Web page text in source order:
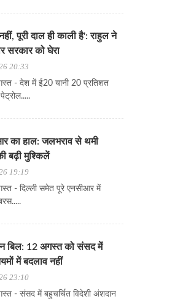
पूरी दाल ही काली है': राहुल ने
सरकार को घेरा
20:33
- देश में ई20 यानी 20 प्रतिशत
का हाल: जलभराव से थमी
बढ़ी मुश्किलें
19:19
- दिल्ली समेत पूरे एनसीआर में
बिल: 12 अगस्त को संसद में
में बदलाव नहीं
23:10
- संसद में बहुचर्चित विदेशी अंशदान